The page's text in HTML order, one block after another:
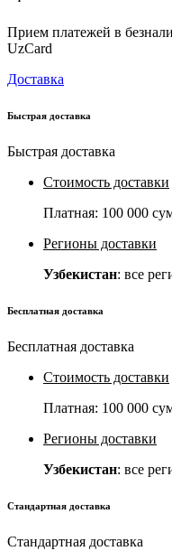
Прием платежей в
UzCard
Доставка
Быстрая доставка
Быстрая доставка
Стоимость доставки
Платная: 100 000
Регионы доставки
Узбекистан: все
Бесплатная доставка
Бесплатная доставка
Стоимость доставки
Платная: 100 000
Регионы доставки
Узбекистан: все
Стандартная доставка
Стандартная доставка